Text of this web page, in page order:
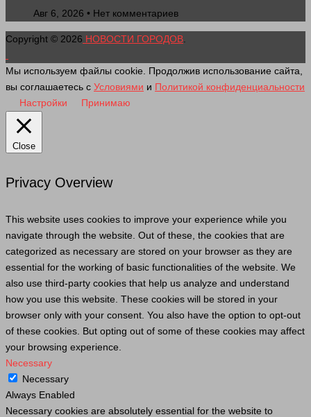
Авг 6, 2026 • Нет комментариев
Copyright © 2026 НОВОСТИ ГОРОДОВ.
Мы используем файлы cookie. Продолжив использование сайта,
вы соглашаетесь с Условиями и Политикой конфиденциальности
Настройки
Принимаю
Close
Privacy Overview
This website uses cookies to improve your experience while you
navigate through the website. Out of these, the cookies that are
categorized as necessary are stored on your browser as they are
essential for the working of basic functionalities of the website. We
also use third-party cookies that help us analyze and understand
how you use this website. These cookies will be stored in your
browser only with your consent. You also have the option to opt-out
of these cookies. But opting out of some of these cookies may affect
your browsing experience.
Necessary
Necessary
Always Enabled
Necessary cookies are absolutely essential for the website to